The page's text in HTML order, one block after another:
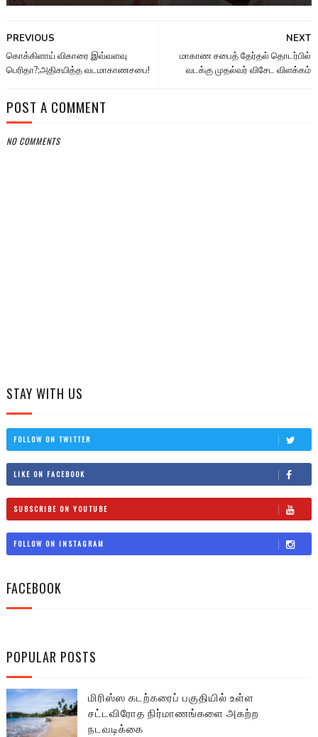
NEXT
மாகாண சபைத் தேர்தல் தொடர்பில்
வடக்கு முதல்வர் விசேட விளக்கம்
PREVIOUS
கொக்கிளாய் விகாரை இவ்வளவு
பெரிதா?;அதிசயித்த வடமாகாணசபை!
POST A COMMENT
NO COMMENTS
STAY WITH US
FOLLOW ON TWITTER
LIKE ON FACEBOOK
SUBSCRIBE ON YOUTUBE
FOLLOW ON INSTAGRAM
FACEBOOK
POPULAR POSTS
மிரிஸ்ஸ கடற்கரைப் பகுதியில் உள்ள
சட்டவிரோத நிர்மாணங்களை அகற்ற
நடவடிக்கை